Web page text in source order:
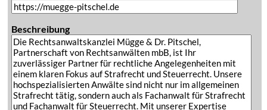
Beschreibung